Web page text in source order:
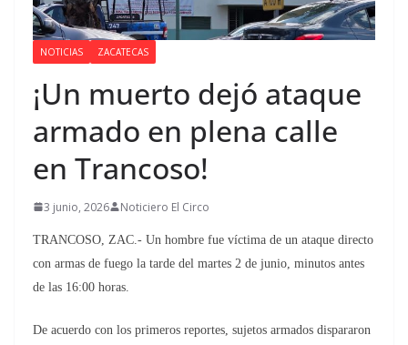
NOTICIAS ZACATECAS
¡Un muerto dejó ataque
armado en plena calle
en Trancoso!
3 junio, 2026 Noticiero El Circo
TRANCOSO, ZAC.- Un hombre fue víctima de un ataque directo
con armas de fuego la tarde del martes 2 de junio, minutos antes
de las 16:00 horas.
De acuerdo con los primeros reportes, sujetos armados dispararon